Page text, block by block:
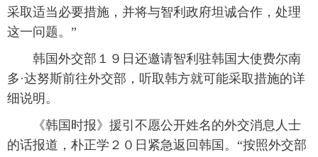
采取适当必要措施，并将与智利政府坦诚合作，处理
这一问题。”
韩国外交部１９日还邀请智利驻韩国大使费尔南
多·达努斯前往外交部，听取韩方就可能采取措施的详
细说明。
《韩国时报》援引不愿公开姓名的外交消息人士
的话报道，朴正学２０日紧急返回韩国。“按照外交部